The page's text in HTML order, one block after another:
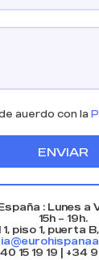
auerdo con la
ENVIAR
: Lunes a
15h – 19h.
piso 1, puerta
15 19 19 | +34